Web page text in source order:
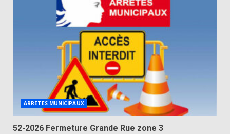
ARRETES MUNICIPAUX
52-2026 Fermeture Grande Rue zone 3